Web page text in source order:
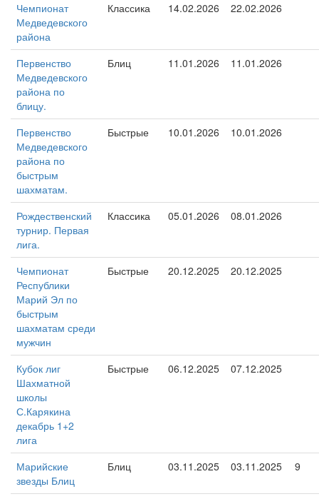
Чемпионат
Медведевского
района
Классика 14.02.2026 22.02.2026
Первенство
Медведевского
района по
блицу.
Блиц 11.01.2026 11.01.2026
Первенство
Медведевского
района по
быстрым
шахматам.
Быстрые 10.01.2026 10.01.2026
Рождественский
турнир. Первая
лига.
Классика 05.01.2026 08.01.2026
Чемпионат
Республики
Марий Эл по
быстрым
шахматам среди
мужчин
Быстрые 20.12.2025 20.12.2025
Кубок лиг
Шахматной
школы
С.Карякина
декабрь 1+2
лига
Быстрые 06.12.2025 07.12.2025
Марийские
звезды Блиц
Блиц 03.11.2025 03.11.2025 9